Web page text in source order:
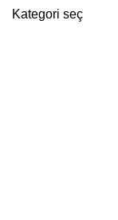
Kategori seç